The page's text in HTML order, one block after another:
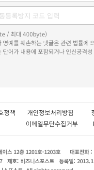
/ 최대 400byte)
예를 훼손하는 댓글은 관련 법률에
어가 내용에 포함되거나 인신공격
호정책 개인정보처리방침
보 이메일무단수집거부
이스 12층 1201호-1203호 대표전화
제호: 비즈니스포스트 등록일: